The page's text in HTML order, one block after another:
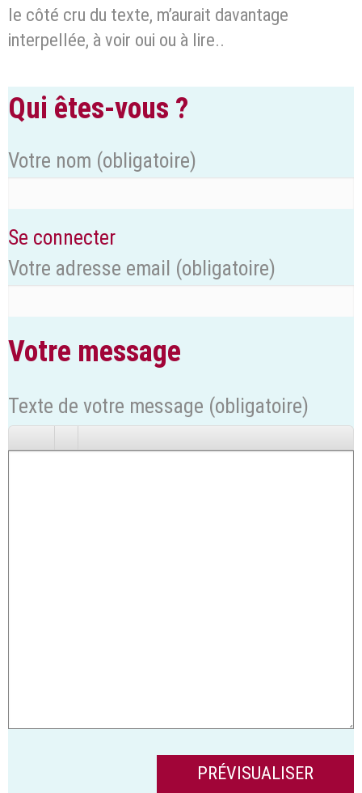
le côté cru du texte, m’aurait davantage
interpellée, à voir oui ou à lire..
Qui êtes-vous ?
Votre nom (obligatoire)
Se connecter
Votre adresse email (obligatoire)
Votre message
Texte de votre message (obligatoire)